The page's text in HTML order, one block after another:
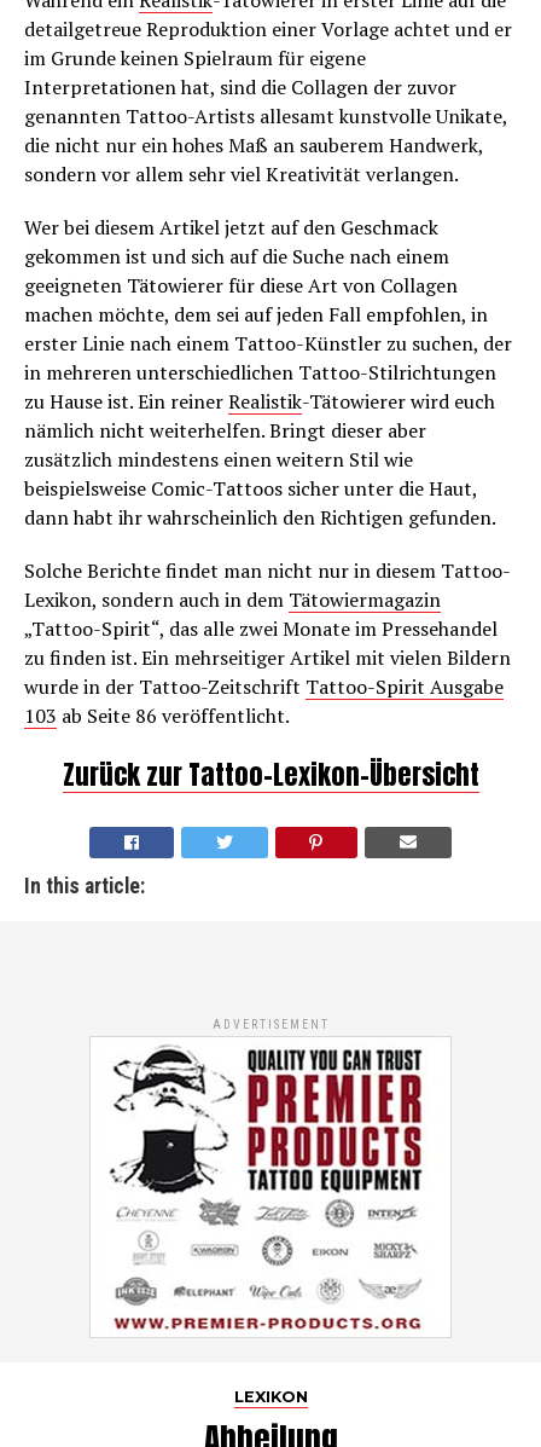
detailgetreue Reproduktion einer Vorlage achtet und er
im Grunde keinen Spielraum für eigene
Interpretationen hat, sind die Collagen der zuvor
genannten Tattoo-Artists allesamt kunstvolle Unikate,
die nicht nur ein hohes Maß an sauberem Handwerk,
sondern vor allem sehr viel Kreativität verlangen.
Wer bei diesem Artikel jetzt auf den Geschmack
gekommen ist und sich auf die Suche nach einem
geeigneten Tätowierer für diese Art von Collagen
machen möchte, dem sei auf jeden Fall empfohlen, in
erster Linie nach einem Tattoo-Künstler zu suchen, der
in mehreren unterschiedlichen Tattoo-Stilrichtungen
zu Hause ist. Ein reinerRealistik-Tätowierer wird euch
nämlich nicht weiterhelfen. Bringt dieser aber
zusätzlich mindestens einen weitern Stil wie
beispielsweise Comic-Tattoos sicher unter die Haut,
dann habt ihr wahrscheinlich den Richtigen gefunden.
Solche Berichte findet man nicht nur in diesem Tattoo-
Lexikon, sondern auch in dem Tätowiermagazin
„Tattoo-Spirit“, das alle zwei Monate im Pressehandel
zu finden ist. Ein mehrseitiger Artikel mit vielen Bildern
wurde in der Tattoo-Zeitschrift Tattoo-Spirit Ausgabe
103 ab Seite 86 veröffentlicht.
Zurück zur Tattoo-Lexikon-Übersicht
In this article:
ADVERTISEMENT
LEXIKON